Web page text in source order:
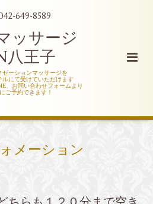
649-8589
ッサージ
八王子
ゼーションマッサージを
ルにて受けていただけます
、お問い合わせフォームより
ご予約できます！
メーション